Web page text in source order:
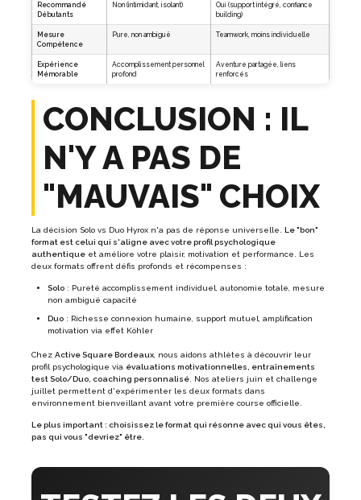
Recommandé
Débutants
Non (intimidant, isolant)
Oui (support intégré, confiance
building)
Mesure
Compétence
Pure, non ambiguë Teamwork, moins individuelle
Expérience
Mémorable
Accomplissement personnel
profond
Aventure partagée, liens
renforcés
CONCLUSION : IL
N'Y A PAS DE
"MAUVAIS" CHOIX
La décision Solo vs Duo Hyrox n'a pas de réponse universelle. Le "bon"
format est celui qui s'aligne avec votre profil psychologique
authentique et améliore votre plaisir, motivation et performance. Les
deux formats offrent défis profonds et récompenses :
Solo : Pureté accomplissement individuel, autonomie totale, mesure
non ambiguë capacité
Duo : Richesse connexion humaine, support mutuel, amplification
motivation via effet Köhler
Chez Active Square Bordeaux, nous aidons athlètes à découvrir leur
profil psychologique via évaluations motivationnelles, entraînements
test Solo/Duo, coaching personnalisé. Nos ateliers juin et challenge
juillet permettent d'expérimenter les deux formats dans
environnement bienveillant avant votre première course officielle.
Le plus important : choisissez le format qui résonne avec qui vous êtes,
pas qui vous "devriez" être.